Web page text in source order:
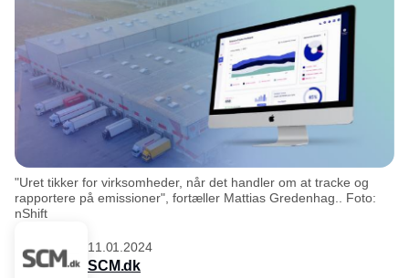
"Uret tikker for virksomheder, når det handler om at tracke og
rapportere på emissioner", fortæller Mattias Gredenhag.. Foto:
nShift
11.01.2024
SCM.dk